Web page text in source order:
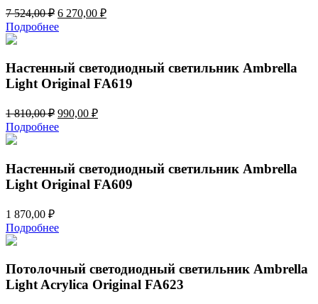
7 524,00₽ Первоначальная
цена
составляла
524,00 ₽.
6 270,00 ₽Текущая
Подробнее
Настенный светодиодный светильник Ambrella
Light Original FA619
1 810,00₽ Первоначальная
цена
составляла
810,00 ₽.
990,00 ₽Текущая
Подробнее
Настенный светодиодный светильник Ambrella
Light Original FA609
1 870,00 ₽
Подробнее
Потолочный светодиодный светильник Ambrella
Light Acrylica Original FA623